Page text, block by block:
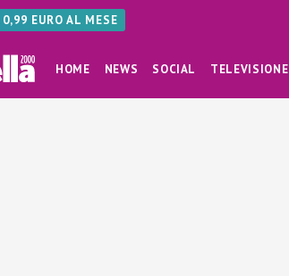
EURO AL MESE
HOME NEWS SOCIAL TELEVISIONE